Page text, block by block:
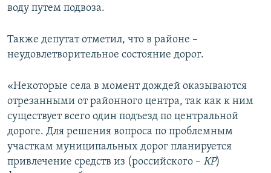
воду путем подвоза.
Также депутат отметил, что в районе –
неудовлетворительное состояние дорог.
«Некоторые села в момент дождей оказываются
отрезанными от районного центра, так как к ним
существует всего один подъезд по центральной
дороге. Для решения вопроса по проблемным
участкам муниципальных дорог планируется
привлечение средств из (российского – КР)